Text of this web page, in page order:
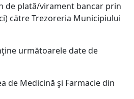
de plată/virament bancar prin
către Trezoreria Municipiului
următoarele date de
de Medicină şi Farmacie din